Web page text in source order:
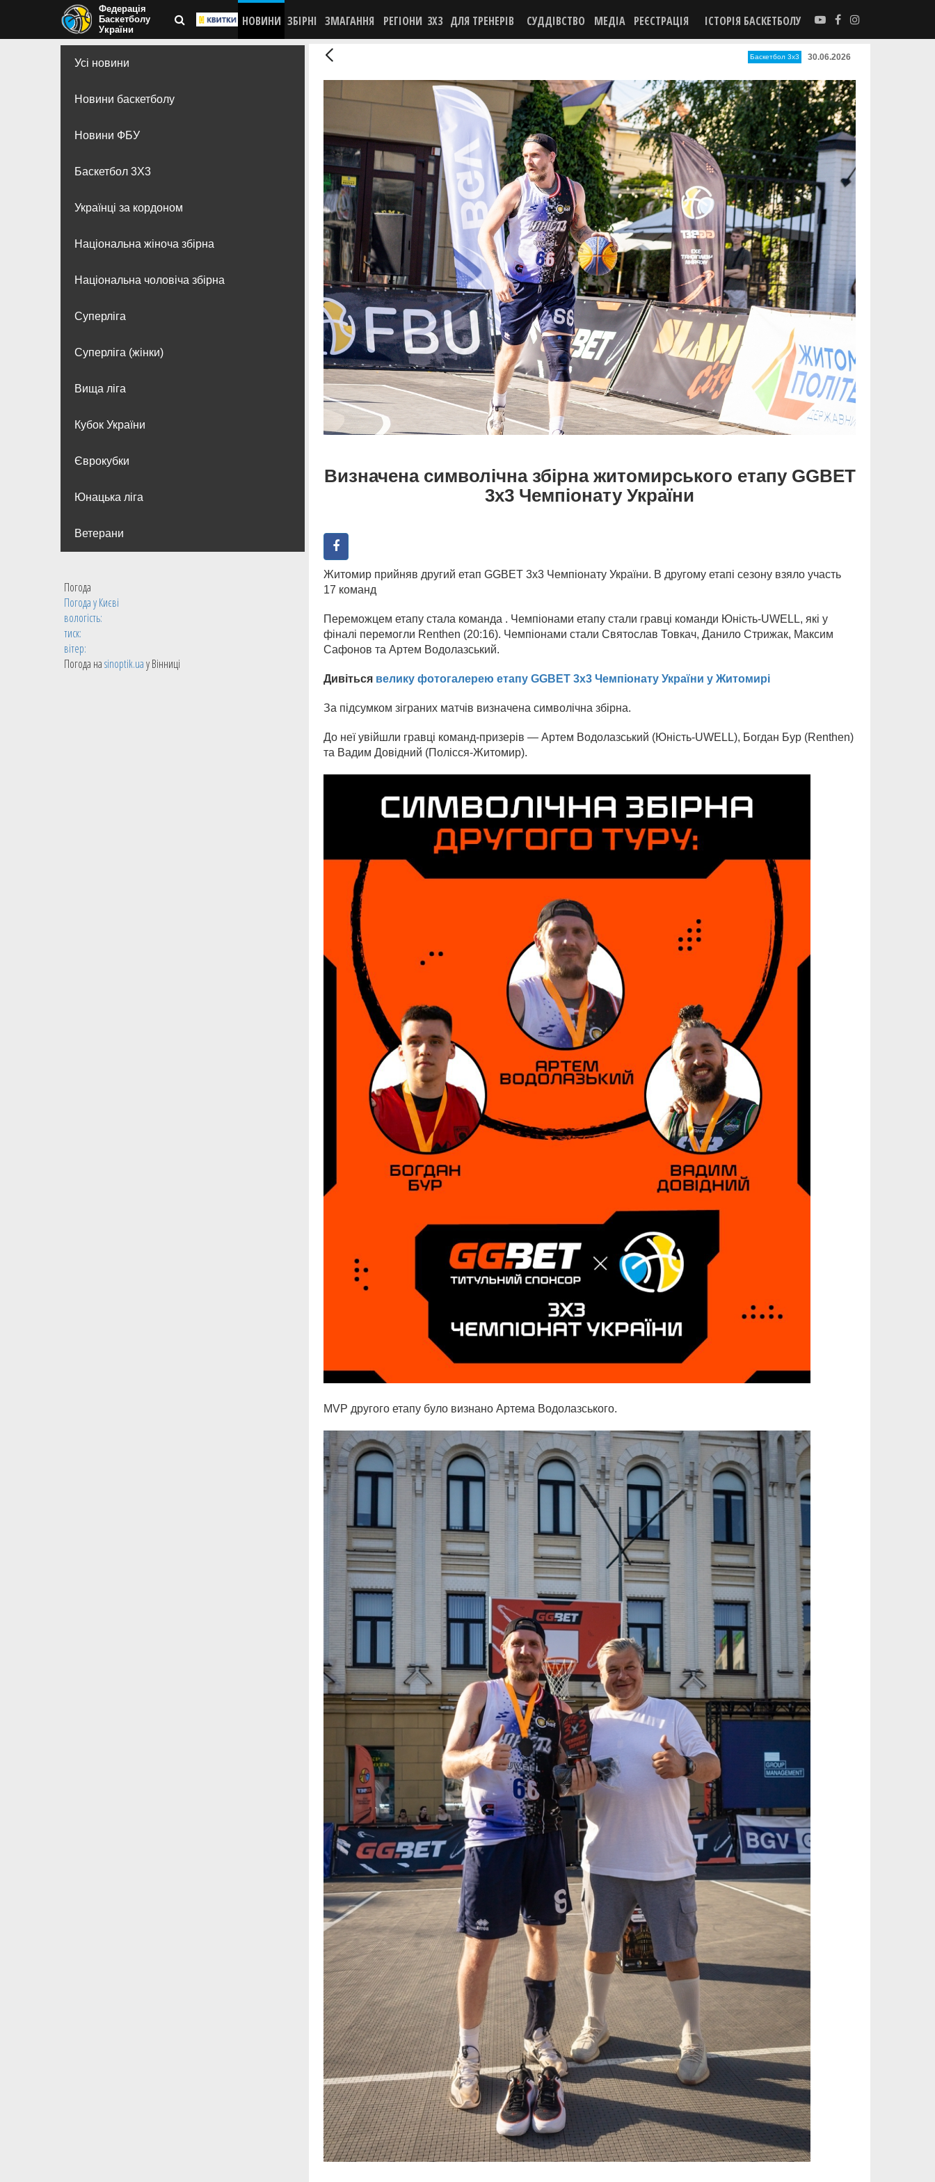
Федерація
Баскетболу
України
НОВИНИ ЗБІРНІ ЗМАГАННЯ РЕГІОНИ 3X3 ДЛЯ ТРЕНЕРІВ СУДДІВСТВО МЕДІА РЕЄСТРАЦІЯ ІСТОРІЯ БАСКЕТБОЛУ
Усі новини
Новини баскетболу
Новини ФБУ
Баскетбол 3Х3
Українці за кордоном
Національна жіноча збірна
Національна чоловіча збірна
Суперліга
Суперліга (жінки)
Вища лiга
Кубок України
Єврокубки
Юнацька ліга
Ветерани
Погода
Погода уКиєві
вологість:
тиск:
вітер:
Погода наsinoptik.uaу Вінниці
Баскетбол 3х3 30.06.2026
Визначена символічна збірна житомирського етапу GGBET
3х3 Чемпіонату України
Житомир прийняв другий етап GGBET 3х3 Чемпіонату України. В другому етапі сезону взяло участь
17 команд
Переможцем етапу стала команда . Чемпіонами етапу стали гравці команди Юність-UWELL, які у
фіналі перемогли Renthen (20:16). Чемпіонами стали Святослав Товкач, Данило Стрижак, Максим
Сафонов та Артем Водолазський.
Дивіться велику фотогалерею етапу GGBET 3х3 Чемпіонату України у Житомирі
За підсумком зіграних матчів визначена символічна збірна.
До неї увійшли гравці команд-призерів — Артем Водолазський (Юність-UWELL), Богдан Бур (Renthen)
та Вадим Довідний (Полісся-Житомир).
MVP другого етапу було визнано Артема Водолазського.